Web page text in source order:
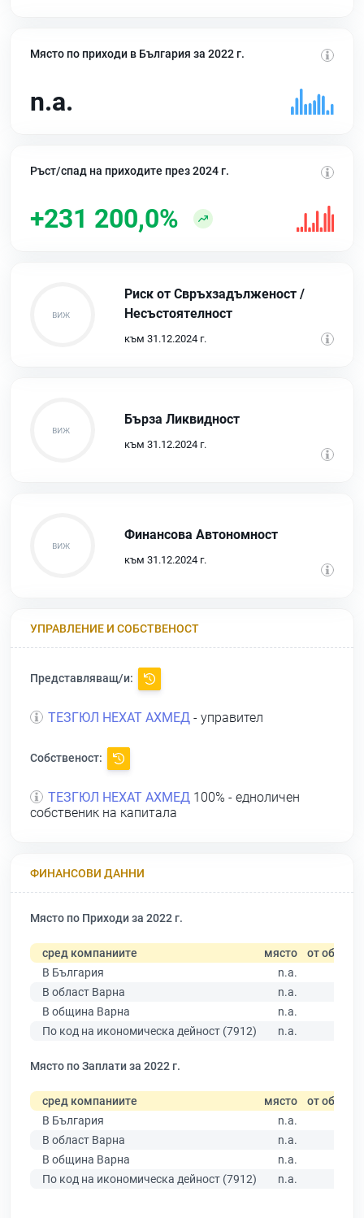
Място по приходи в България за 2022 г.
n.a.
Ръст/спад на приходите през 2024 г.
+231 200,0%
Риск от Свръхзадълженост /
Несъстоятелност
към 31.12.2024 г.
Бърза Ликвидност
към 31.12.2024 г.
Финансова Автономност
към 31.12.2024 г.
УПРАВЛЕНИЕ И СОБСТВЕНОСТ
Представляващ/и:
ТЕЗГЮЛ НЕХАТ АХМЕД - управител
Собственост:
ТЕЗГЮЛ НЕХАТ АХМЕД 100% - едноличен
собственик на капитала
ФИНАНСОВИ ДАННИ
Място по Приходи за 2022 г.
сред компаниите място от общо
В България
n.a.
В област Варна
n.a.
В община Варна
n.a.
По код на икономическа дейност (7912)
n.a.
Място по Заплати за 2022 г.
сред компаниите място от общо
В България
n.a.
В област Варна
n.a.
В община Варна
n.a.
По код на икономическа дейност (7912)
n.a.